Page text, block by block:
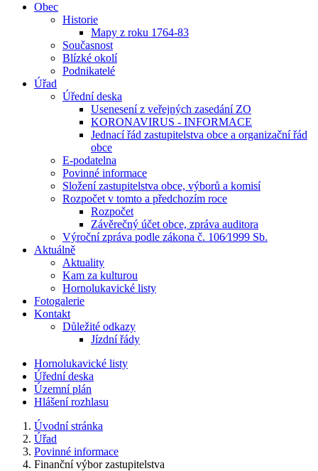
Obec
Historie
Mapy z roku 1764-83
Současnost
Blízké okolí
Podnikatelé
Úřad
Úřední deska
Usenesení z veřejných zasedání ZO
KORONAVIRUS - INFORMACE
Jednací řád zastupitelstva obce a organizační řád
obce
E-podatelna
Povinné informace
Složení zastupitelstva obce, výborů a komisí
Rozpočet v tomto a předchozím roce
Rozpočet
Závěrečný účet obce, zpráva auditora
Výroční zpráva podle zákona č. 106⁄1999 Sb.
Aktuálně
Aktuality
Kam za kulturou
Hornolukavické listy
Fotogalerie
Kontakt
Důležité odkazy
Jízdní řády
Hornolukavické listy
Úřední deska
Územní plán
Hlášení rozhlasu
Úvodní stránka
Úřad
Povinné informace
Finanční výbor zastupitelstva